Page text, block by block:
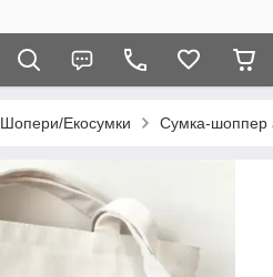
Шопери/Екосумки Сумка-шоппер